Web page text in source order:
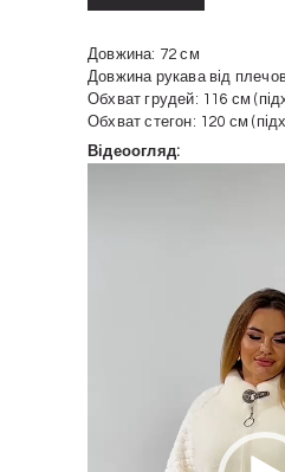
Довжина: 72 см
Довжина рукава від
Обхват грудей: 116 см
Обхват стегон: 120 см
Відеоогляд: